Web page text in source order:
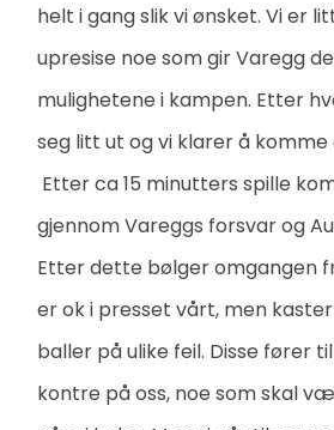
helt i gang slik vi ønsket. Vi er
upresise noe som gir Varegg
mulighetene i kampen. Etter
seg litt ut og vi klarer å komme
Etter ca 15 minutters spille
gjennom Vareggs forsvar og
Etter dette bølger omgangen
er ok i presset vårt, men
baller på ulike feil. Disse fører
kontre på oss, noe som skal